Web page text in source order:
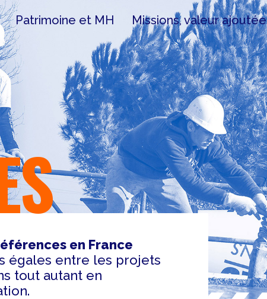
Patrimoine et MH Missions, valeur ajoutée
en France
égales entre les projets
tout autant en